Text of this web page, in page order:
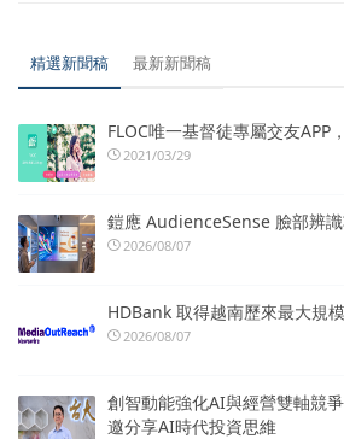
精選新聞稿 最新新聞稿
FLOC唯一基督徒專屬交友APP
2021/03/29
鎧應 AudienceSense 臉部辨
2026/08/07
HDBank 取得越南歷來最大規
2026/08/07
創智動能強化AI與經營雙軸競
邀分享AI時代投資思維